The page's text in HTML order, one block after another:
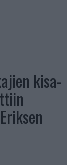
kisa-